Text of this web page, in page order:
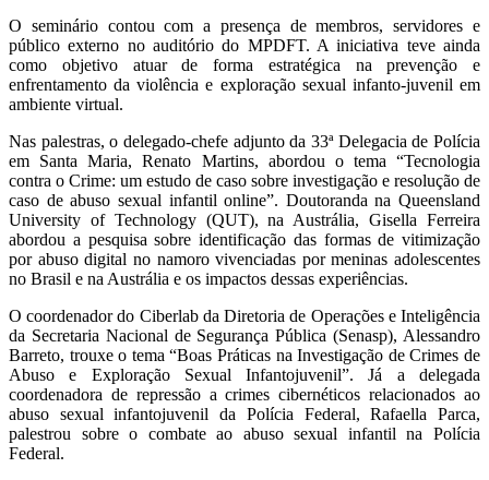
O seminário contou com a presença de membros, servidores e
público externo no auditório do MPDFT. A iniciativa teve ainda
como objetivo atuar de forma estratégica na prevenção e
enfrentamento da violência e exploração sexual infanto-juvenil em
ambiente virtual.
Nas palestras, o delegado-chefe adjunto da 33ª Delegacia de Polícia
em Santa Maria, Renato Martins, abordou o tema “Tecnologia
contra o Crime: um estudo de caso sobre investigação e resolução de
caso de abuso sexual infantil online”. Doutoranda na Queensland
University of Technology (QUT), na Austrália, Gisella Ferreira
abordou a pesquisa sobre identificação das formas de vitimização
por abuso digital no namoro vivenciadas por meninas adolescentes
no Brasil e na Austrália e os impactos dessas experiências.
O coordenador do Ciberlab da Diretoria de Operações e Inteligência
da Secretaria Nacional de Segurança Pública (Senasp), Alessandro
Barreto, trouxe o tema “Boas Práticas na Investigação de Crimes de
Abuso e Exploração Sexual Infantojuvenil”. Já a delegada
coordenadora de repressão a crimes cibernéticos relacionados ao
abuso sexual infantojuvenil da Polícia Federal, Rafaella Parca,
palestrou sobre o combate ao abuso sexual infantil na Polícia
Federal.